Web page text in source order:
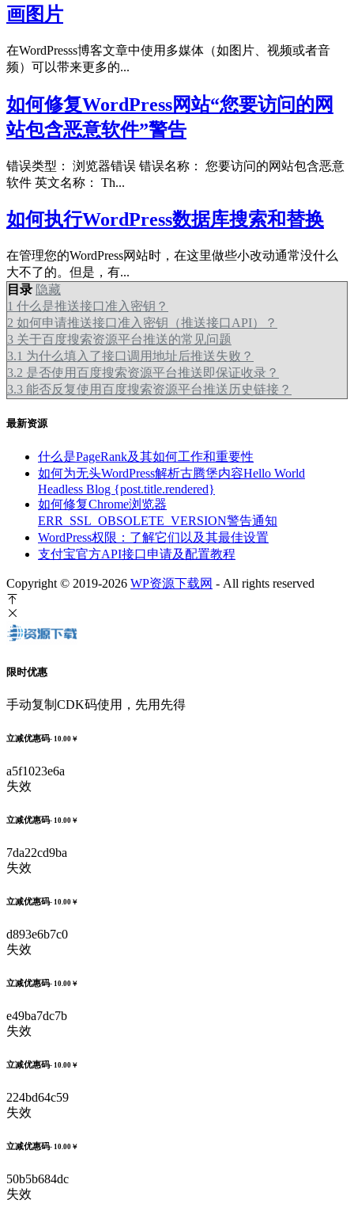
画图片
在WordPresss博客文章中使用多媒体（如图片、视频或者音
频）可以带来更多的...
如何修复WordPress网站“您要访问的网
站包含恶意软件”警告
错误类型： 浏览器错误 错误名称： 您要访问的网站包含恶意
软件 英文名称： Th...
如何执行WordPress数据库搜索和替换
在管理您的WordPress网站时，在这里做些小改动通常没什么
大不了的。但是，有...
目录 隐藏
1 什么是推送接口准入密钥？
2 如何申请推送接口准入密钥（推送接口API）？
3 关于百度搜索资源平台推送的常见问题
3.1 为什么填入了接口调用地址后推送失败？
3.2 是否使用百度搜索资源平台推送即保证收录？
3.3 能否反复使用百度搜索资源平台推送历史链接？
最新资源
什么是PageRank及其如何工作和重要性
如何为无头WordPress解析古腾堡内容Hello World
Headless Blog {post.title.rendered}
如何修复Chrome浏览器
ERR_SSL_OBSOLETE_VERSION警告通知
WordPress权限：了解它们以及其最佳设置
支付宝官方API接口申请及配置教程
Copyright © 2019-2026 WP资源下载网 - All rights reserved
限时优惠
手动复制CDK码使用，先用先得
立减优惠码- 10.00￥
a5f1023e6a
失效
立减优惠码- 10.00￥
7da22cd9ba
失效
立减优惠码- 10.00￥
d893e6b7c0
失效
立减优惠码- 10.00￥
e49ba7dc7b
失效
立减优惠码- 10.00￥
224bd64c59
失效
立减优惠码- 10.00￥
50b5b684dc
失效